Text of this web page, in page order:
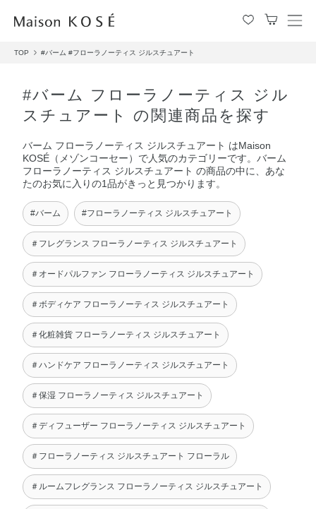
メ
TOP #バーム #フローラノーティス ジルスチュアート
#バーム フローラノーティス ジル
スチュアート の関連商品を探す
バーム フローラノーティス ジルスチュアート はMaison
KOSÉ（メゾンコーセー）で人気のカテゴリーです。バーム
フローラノーティス ジルスチュアート の商品の中に、あな
たのお気に入りの1品がきっと見つかります。
#バーム #フローラノーティス ジルスチュアート
＃フレグランス フローラノーティス ジルスチュアート
＃オードパルファン フローラノーティス ジルスチュアート
＃ボディケア フローラノーティス ジルスチュアート
＃化粧雑貨 フローラノーティス ジルスチュアート
＃ハンドケア フローラノーティス ジルスチュアート
＃保湿 フローラノーティス ジルスチュアート
＃ディフューザー フローラノーティス ジルスチュアート
＃フローラノーティス ジルスチュアート フローラル
＃ルームフレグランス フローラノーティス ジルスチュアート